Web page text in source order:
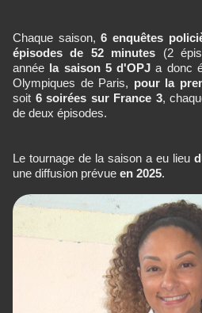
Chaque saison, 6 enquêtes
épisodes de 52 minutes (2
année la saison 5 d'OPJ a donc
Olympiques de Paris, pour la
soit 6 soirées sur France 3,
de deux épisodes.
Le tournage de la saison a eu lieu
une diffusion prévue en 2025.